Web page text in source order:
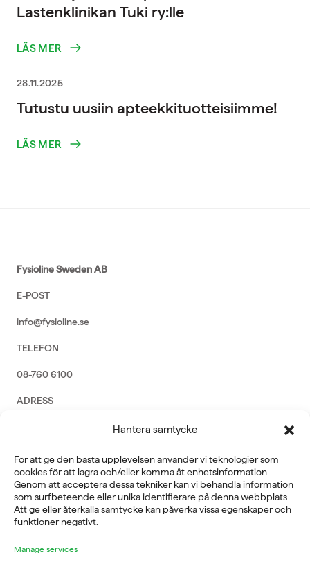
Hantera samtycke
För att ge den bästa upplevelsen använder vi teknologier som
cookies för att lagra och/eller komma åt enhetsinformation.
Genom att acceptera dessa tekniker kan vi behandla information
som surfbeteende eller unika identifierare på denna webbplats.
Att ge eller återkalla samtycke kan påverka vissa egenskaper och
funktioner negativt.
Manage services
Lastenklinikan Tuki ry:lle
LÄS MER
28.11.2025
Tutustu uusiin apteekkituotteisiimme!
LÄS MER
Fysioline Sweden AB
E-POST
info@fysioline.se
TELEFON
08-760 6100
ADRESS
Rosendalsvägen 18b, SE-14143 Huddinge
VERKSAMHETSOMRÅDEN
REHABILITERING
GYM
ICE POWER
SERVICE
FÖRETAG
OM OSS